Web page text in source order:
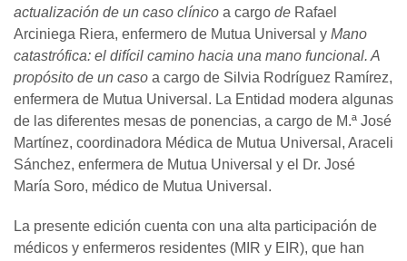
actualización de un caso clínico a cargo de Rafael
Arciniega Riera, enfermero de Mutua Universal y Mano
catastrófica: el difícil camino hacia una mano funcional. A
propósito de un caso a cargo de Silvia Rodríguez Ramírez,
enfermera de Mutua Universal. La Entidad modera algunas
de las diferentes mesas de ponencias, a cargo de M.ª José
Martínez, coordinadora Médica de Mutua Universal, Araceli
Sánchez, enfermera de Mutua Universal y el Dr. José
María Soro, médico de Mutua Universal.
La presente edición cuenta con una alta participación de
médicos y enfermeros residentes (MIR y EIR), que han